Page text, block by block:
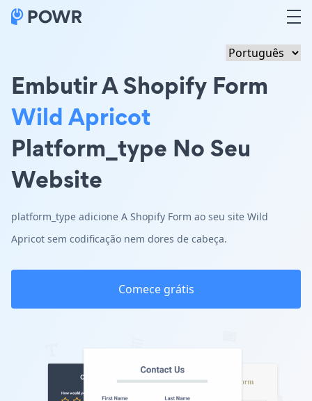
Embutir A Shopify Form
Wild Apricot
Platform_type No Seu
Website
platform_type adicione A Shopify Form ao seu site Wild
Apricot sem codificação nem dores de cabeça.
Comece grátis